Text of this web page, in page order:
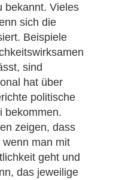
bekannt. Vieles
sich die
Beispiele
sind
hat über
politische
bekommen.
zeigen, dass
man mit
geht und
das jeweilige